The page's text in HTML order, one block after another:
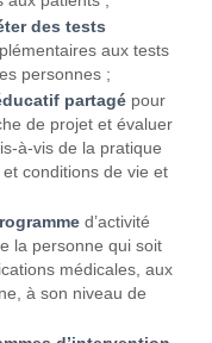
des tests
aux tests
personnes ;
partagé pour
de projet et évaluer
à-vis de la pratique
conditions de vie et
d’activité
la personne qui soit
médicales, aux
à son niveau de